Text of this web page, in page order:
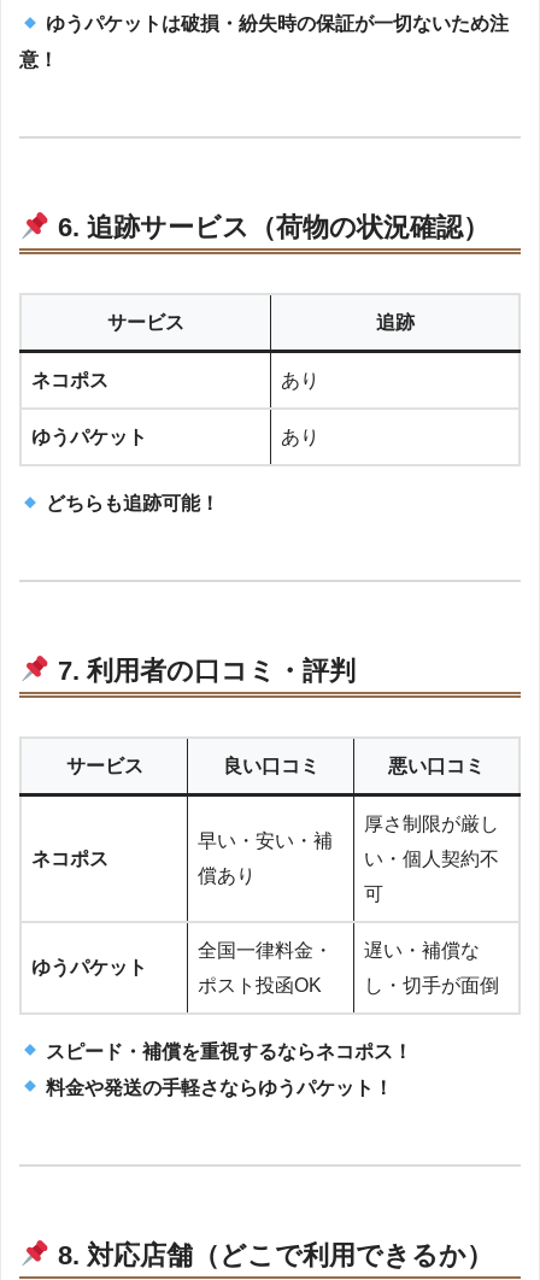
ゆうパケットは破損・紛失時の保証が一切ないため注
意！
6. 追跡サービス（荷物の状況確認）
サービス 追跡
ネコポス あり
ゆうパケット あり
どちらも追跡可能！
7. 利用者の口コミ・評判
サービス 良い口コミ 悪い口コミ
ネコポス
早い・安い・補
償あり
厚さ制限が厳し
い・個人契約不
可
ゆうパケット
全国一律料金・
ポスト投函OK
遅い・補償な
し・切手が面倒
スピード・補償を重視するならネコポス！
料金や発送の手軽さならゆうパケット！
8. 対応店舗（どこで利用できるか）